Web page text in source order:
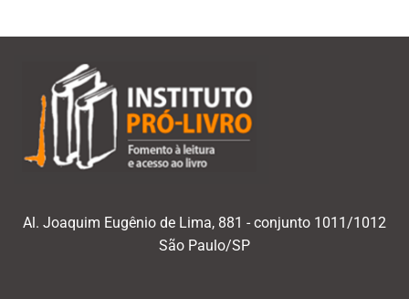
Al. Joaquim Eugênio de Lima, 881 - conjunto 1011/1012
São Paulo/SP